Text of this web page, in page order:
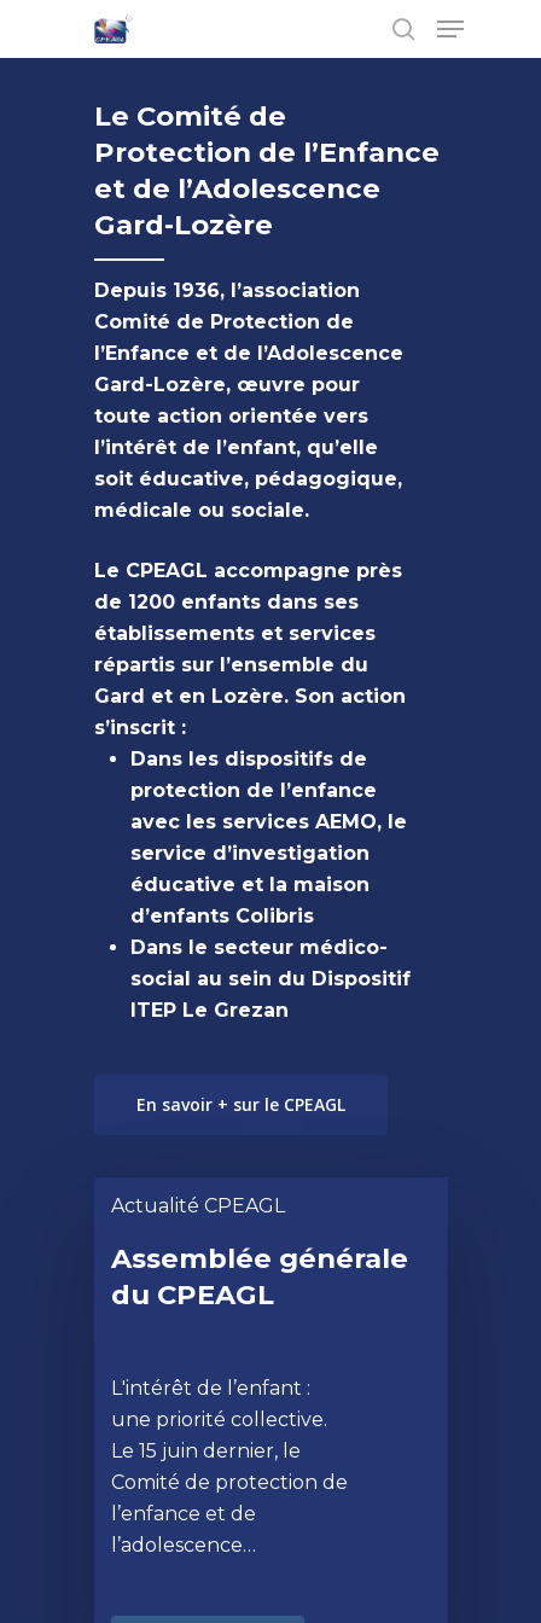
Hit enter to search or ESC to close
Le Comité de
Protection de l’Enfance
et de l’Adolescence
Gard-Lozère
Depuis 1936, l’association
Comité de Protection de
l’Enfance et de l’Adolescence
Gard-Lozère, œuvre pour
toute action orientée vers
l’intérêt de l’enfant, qu’elle
soit éducative, pédagogique,
médicale ou sociale.
Le CPEAGL accompagne près
de 1200 enfants dans ses
établissements et services
répartis sur l’ensemble du
Gard et en Lozère. Son action
s’inscrit :
Dans les dispositifs de
protection de l’enfance
avec les services AEMO, le
service d’investigation
éducative et la maison
d’enfants Colibris
Dans le secteur médico-
social au sein du Dispositif
ITEP Le Grezan
En savoir + sur le CPEAGL
Actualité CPEAGL
Assemblée générale
du CPEAGL
L'intérêt de l’enfant :
une priorité collective.
Le 15 juin dernier, le
Comité de protection de
l’enfance et de
l’adolescence…